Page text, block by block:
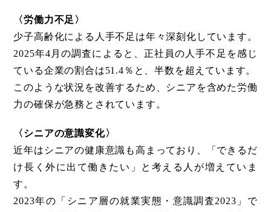
〈労働力不足〉
少子高齢化による人手不足は年々深刻化しています。
2025年4月の調査によると、正社員の人手不足を感じ
ている企業の割合は51.4％と、半数を超えています。
このような状況を改善するため、シニアを含めた労働
力の確保が急務とされています。
〈シニアの意識変化〉
近年はシニアの健康意識も高まっており、「できるだ
け長く外に出て働きたい」と考える人が増えていま
す。
2023年の「シニア層の就業実態・意識調査2023」で